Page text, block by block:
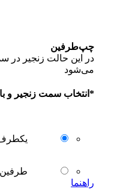
چپ‌طرفین
در این حالت زنجیر در
می‌شود
انتخاب سمت زنجیر و
یکطرف
طرفین
راهنما